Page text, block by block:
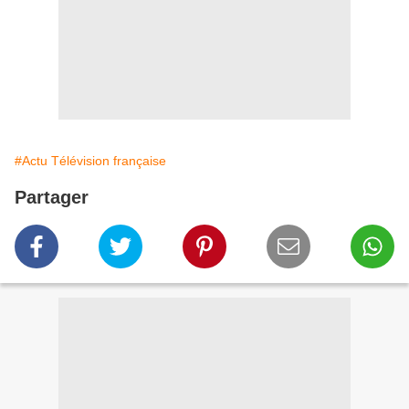
#Actu Télévision française
Partager